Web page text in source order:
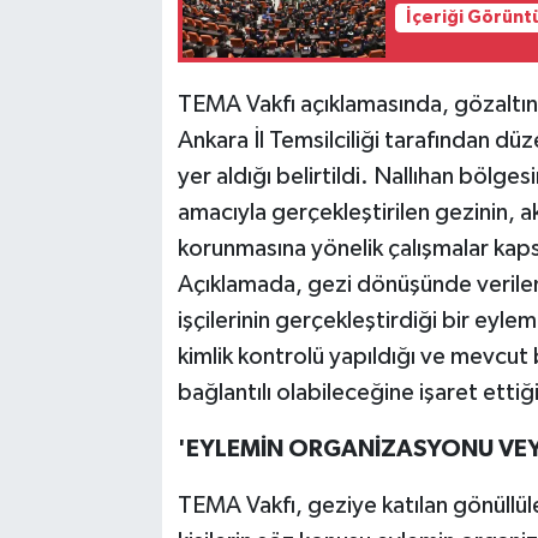
İçeriği
TEMA Vakfı açıklamasında,
Ankara İl Temsilciliği tarafından
yer aldığı belirtildi. Nallıhan
amacıyla gerçekleştirilen gezinin,
korunmasına yönelik çalışmalar
Açıklamada, gezi dönüşünde
işçilerinin gerçekleştirdiği bir eylem
kimlik kontrolü yapıldığı ve
bağlantılı olabileceğine işaret
'EYLEMİN ORGANİZASYONU
TEMA Vakfı, geziye katılan